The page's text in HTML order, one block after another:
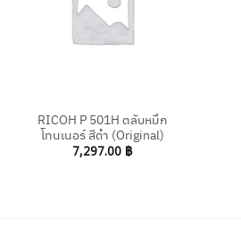
RICOH P 501H ตลับหมึก
โทนเนอร์ สีดำ (Original)
7,297.00 ฿